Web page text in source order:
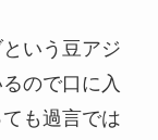
いう豆アジ
ので口に入
も過言では